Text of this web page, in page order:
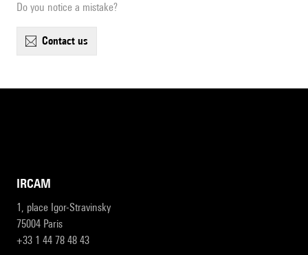
Do you notice a mistake?
contact us
IRCAM
1, place Igor-Stravinsky
75004 Paris
+33 1 44 78 48 43